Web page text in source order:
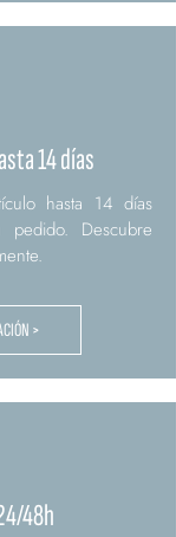
14 días
hasta 14 días
Descubre
>
48h